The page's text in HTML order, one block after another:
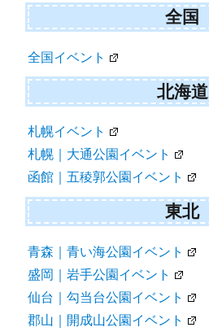
ビ
ゲ
ー
シ
ョ
ン
全国
全国イベント
北海道
札幌イベント
札幌｜大通公園イベント
函館｜五稜郭公園イベント
東北
青森｜青い海公園イベント
盛岡｜岩手公園イベント
仙台｜勾当台公園イベント
郡山｜開成山公園イベント